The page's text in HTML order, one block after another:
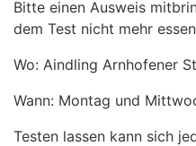
Bitte einen Ausweis
dem Test nicht mehr
Wo: Aindling Arnhofener
Wann: Montag und
Testen lassen kann sich